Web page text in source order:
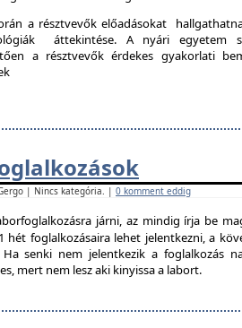
a résztvevők előadásokat
áttekintése. A nyári egyetem
a résztvevők érdekes gyakorlati
| Nincs kategória. | 0 komment eddig
járni, az mindig írja be
hét foglalkozásaira lehet jelentkezni, a
senki nem jelentkezik a foglalkozás
mert nem lesz aki kinyissa a labort.